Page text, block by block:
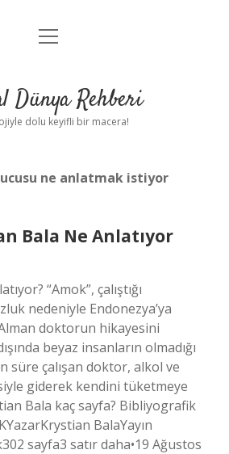
Anasayfa
Yasal Uyarı
menüyü
Dünya Rehberi
dolu keyifli bir macera!
ne anlatmak istiyor
Bala Ne Anlatıyor
“Amok”, çalıştığı
nedeniyle Endonezya’ya
doktorun hikayesini
beyaz insanların olmadığı
süre çalışan doktor, alkol ve
giderek kendini tüketmeye
Bala kaç sayfa? Bibliyografik
BalaYayın
sayfa3 satır daha•19 Ağustos